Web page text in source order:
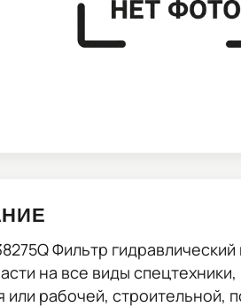
Фильтр гидравлический
на все виды
рабочей, строительной,